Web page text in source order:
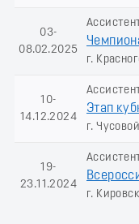
03-
08.02.2025
г.
10-
14.12.2024
Этап
г.
19-
23.11.2024
г.